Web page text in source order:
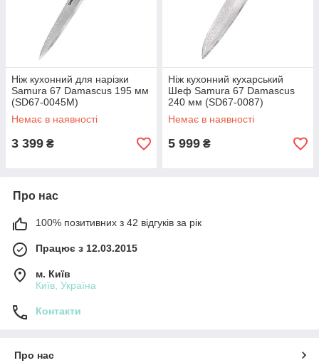
Ніж кухонний для нарізки
Samura 67 Damascus 195 мм
(SD67-0045М)
Немає в наявності
3 399 ₴
Ніж кухонний кухарський
Шеф Samura 67 Damascus
240 мм (SD67-0087)
Немає в наявності
5 999 ₴
Про нас
100% позитивних з 42 відгуків за рік
Працює з 12.03.2015
м. Київ
Київ, Україна
Контакти
Про нас